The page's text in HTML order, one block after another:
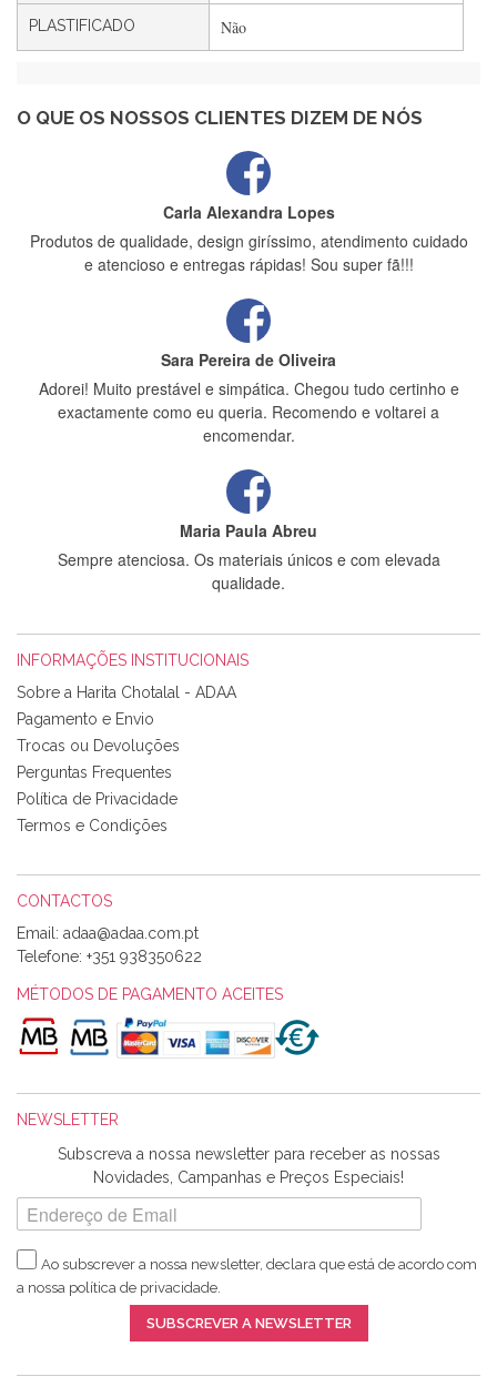
PLASTIFICADO Não
O QUE OS NOSSOS CLIENTES DIZEM DE NÓS
estrelas
Carla Alexandra Lopes
Produtos de qualidade, design giríssimo, atendimento cuidado
e atencioso e entregas rápidas! Sou super fã!!!
Sara Pereira de Oliveira
Adorei! Muito prestável e simpática. Chegou tudo certinho e
exactamente como eu queria. Recomendo e voltarei a
encomendar.
Maria Paula Abreu
Sempre atenciosa. Os materiais únicos e com elevada
qualidade.
Tudo chegou em condições, pois os produtos vieram muito
bem acondicionados. Estou plenamente satisfeita com os
produtos adquiridos. Relativamente à bolsa, tem um tecido
com um padrão e cores muito bonitas e a execução está
perfeitíssima. Futuramente penso voltar a comprar na vossa
loja, têm excelentes artigos a um preço muito justo. A
Alexandra Morais
Olá boa Noite. Os meus tecidos chegaram hoje. Muito
obrigada pelo miminho que dá um jeitaço pras minhas linhas
de bordar e não sei o que pões nos tecidos, mas que cheiram
maravilhosamente ... cheiram! :) Muito Obrigada.
Harita a minha encomenda já chegou. :) Muito obrigada pela
rapidez no envio, pela qualidade dos materiais que me
enviaste e pela simpatia de sempre. :)
Catarina Amaro
5 estrelas. Gosto muito do serviço. A Harita Chotalal é muito
INFORMAÇÕES INSTITUCIONAIS
Sobre a Harita Chotalal - ADAA
Pagamento e Envio
Trocas ou Devoluções
Perguntas Frequentes
Política de Privacidade
Termos e Condições
CONTACTOS
Email:
Telefone: +351 938350622
MÉTODOS DE PAGAMENTO ACEITES
NEWSLETTER
Subscreva a nossa newsletter para receber as nossas
Novidades, Campanhas e Preços Especiais!
Ao subscrever a nossa newsletter, declara que está de acordo com
a nossa política de privacidade.
SUBSCREVER A NEWSLETTER